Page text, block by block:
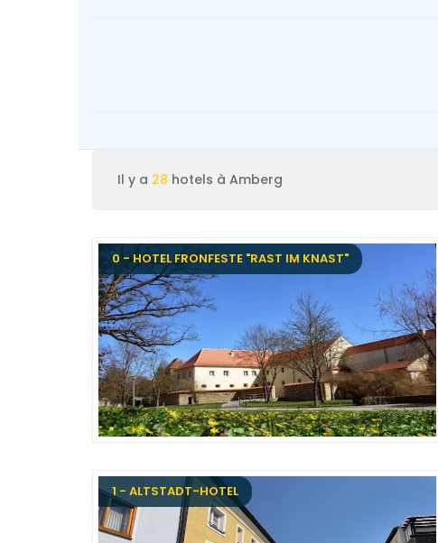
Il y a 28 hotels à Amberg
0 - HOTEL FRONFESTE "RAST IM KNAST"
1 - ALTSTADT-HOTEL